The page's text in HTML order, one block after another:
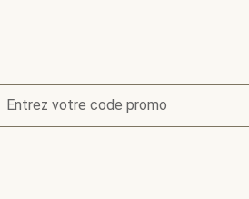
Entrez votre code promo